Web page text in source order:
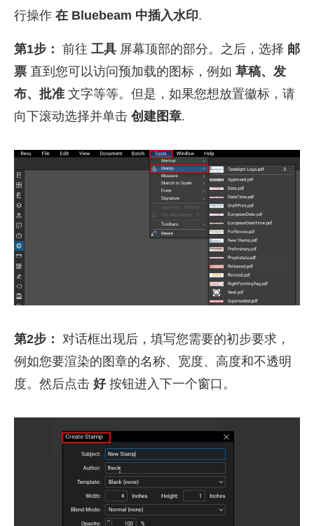
行操作 在 Bluebeam 中插入水印.
第1步： 前往 工具 屏幕顶部的部分。之后，选择 邮
票 直到您可以访问预加载的图标，例如 草稿、发
布、批准 文字等等。但是，如果您想放置徽标，请
向下滚动选择并单击 创建图章.
第2步：
对话框出现后，填写您需要的初步要求，
例如您要渲染的图章的名称、宽度、高度和不透明
度。然后点击 好按钮进入下一个窗口。